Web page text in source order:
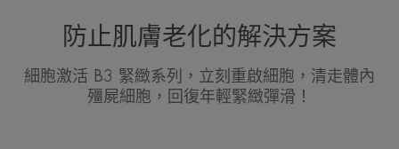
防止肌膚老化的解決方案
細胞激活 B3 緊緻系列，立刻重啟細胞，清走體內
殭屍細胞，回復年輕緊緻彈滑！